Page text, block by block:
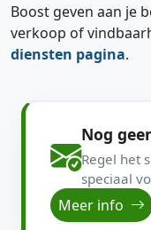
Boost geven aan je
verkoop of
diensten pagina.
Nog
Regel het
speciaal
Meer info